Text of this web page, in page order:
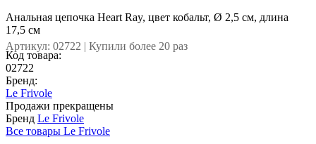
Анальная цепочка Heart Ray, цвет кобальт, Ø 2,5 см, длина
17,5 см
Артикул: 02722 | Купили более 20 раз
Код товара:
02722
Бренд:
Le Frivole
Продажи прекращены
Бренд Le Frivole
Все товары Le Frivole